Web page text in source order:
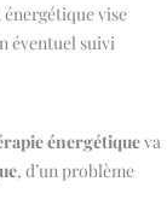
vise
éventuel suivi
énergétiqueva
, d’un problème